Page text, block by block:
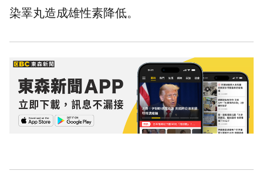
染睪丸造成雄性素降低。